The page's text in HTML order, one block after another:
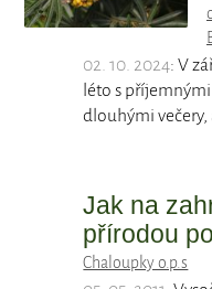
02. 10. 2024: V
léto s
dlouhými večery,
Jak na
přírodou
Chaloupky o.p.s